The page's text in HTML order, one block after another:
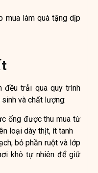
mua làm quà tặng dịp
đều trải qua quy trình
và chất lượng:
ống được thu mua từ
loại dày thịt, ít tanh
bỏ phần ruột và lớp
khô tự nhiên để giữ